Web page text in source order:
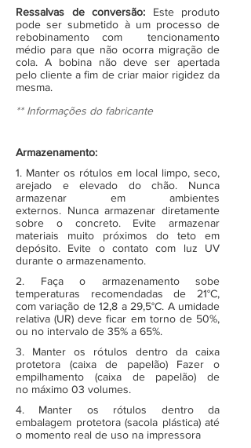
Ressalvas de conversão: Este produto
pode ser submetido à um processo de
rebobinamento com tencionamento
médio para que não ocorra migração de
cola. A bobina não deve ser apertada
pelo cliente a fim de criar maior rigidez da
mesma.
** Informações do fabricante
Armazenamento:
1. Manter os rótulos em local limpo, seco,
arejado e elevado do chão. Nunca
armazenar em ambientes
externos. Nunca armazenar diretamente
sobre o concreto. Evite armazenar
materiais muito próximos do teto em
depósito. Evite o contato com luz UV
durante o armazenamento.
2. Faça o armazenamento sobe
temperaturas recomendadas de 21°C,
com variação de 12,8 a 29,5°C. A umidade
relativa (UR) deve ficar em torno de 50%,
ou no intervalo de 35% a 65%.
3. Manter os rótulos dentro da caixa
protetora (caixa de papelão) Fazer o
empilhamento (caixa de papelão) de
no máximo 03 volumes.
4. Manter os rótulos dentro da
embalagem protetora (sacola plástica) até
o momento real de uso na impressora